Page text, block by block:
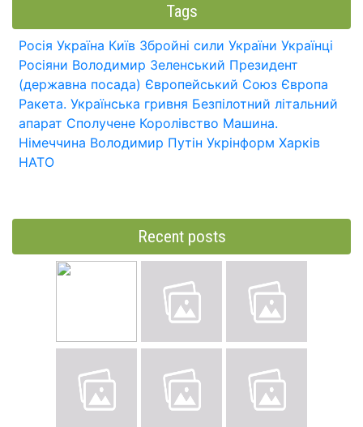
Tags
Росія Україна Київ Збройні сили України Українці
Росіяни Володимир Зеленський Президент
(державна посада) Європейський Союз Європа
Ракета. Українська гривня Безпілотний літальний
апарат Сполучене Королівство Машина.
Німеччина Володимир Путін Укрінформ Харків
НАТО
Recent posts